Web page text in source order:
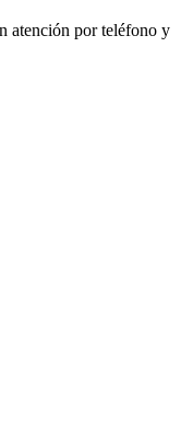
atención por teléfono y